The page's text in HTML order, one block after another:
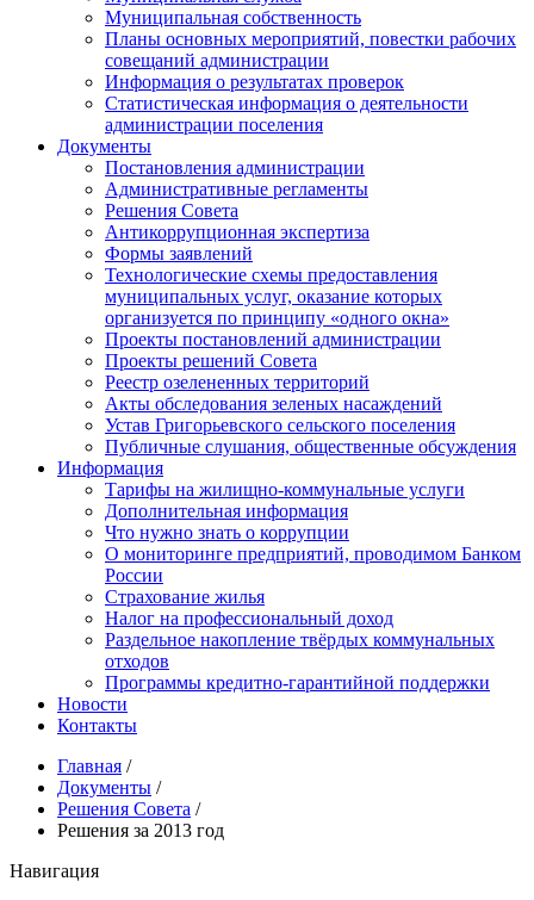
Муниципальная собственность
Планы основных мероприятий, повестки рабочих
совещаний администрации
Информация о результатах проверок
Статистическая информация о деятельности
администрации поселения
Документы
Постановления администрации
Административные регламенты
Решения Совета
Антикоррупционная экспертиза
Формы заявлений
Технологические схемы предоставления
муниципальных услуг, оказание которых
организуется по принципу «одного окна»
Проекты постановлений администрации
Проекты решений Совета
Реестр озелененных территорий
Акты обследования зеленых насаждений
Устав Григорьевского сельского поселения
Публичные слушания, общественные обсуждения
Информация
Тарифы на жилищно-коммунальные услуги
Дополнительная информация
Что нужно знать о коррупции
О мониторинге предприятий, проводимом Банком
России
Страхование жилья
Налог на профессиональный доход
Раздельное накопление твёрдых коммунальных
отходов
Программы кредитно-гарантийной поддержки
Новости
Контакты
Главная /
Документы /
Решения Совета /
Решения за 2013 год
Навигация